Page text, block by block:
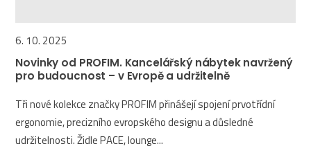
6. 10. 2025
Novinky od PROFIM. Kancelářský nábytek navržený
pro budoucnost – v Evropě a udržitelně
Tři nové kolekce značky PROFIM přinášejí spojení prvotřídní
ergonomie, precizního evropského designu a důsledné
udržitelnosti. Židle PACE, lounge...